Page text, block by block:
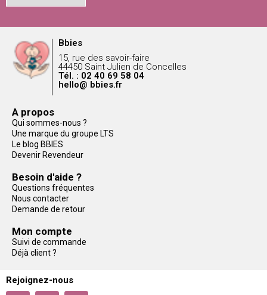
Bbies
15, rue des savoir-faire
44450 Saint Julien de Concelles
Tél. : 02 40 69 58 04
hello@ bbies.fr
A propos
Qui sommes-nous ?
Une marque du groupe LTS
Le blog BBIES
Devenir Revendeur
Besoin d'aide ?
Questions fréquentes
Nous contacter
Demande de retour
Mon compte
Suivi de commande
Déjà client ?
Rejoignez-nous